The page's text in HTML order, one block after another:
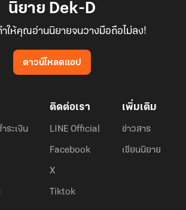
นิยาย Dek-D
ให้คุณอ่านนิยายจนวางมือถือไม่ลง!
ดาวน์โหลดแอป
ระเงิน
ติดต่อเรา
LINE Official
Facebook
X
Tiktok
เพิ่มเติม
ข่าวสาร
เขียนนิยาย